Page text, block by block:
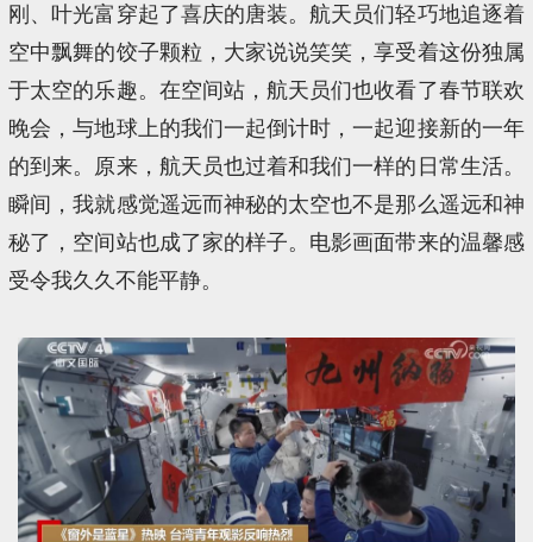
刚、叶光富穿起了喜庆的唐装。航天员们轻巧地追逐着
空中飘舞的饺子颗粒，大家说说笑笑，享受着这份独属
于太空的乐趣。在空间站，航天员们也收看了春节联欢
晚会，与地球上的我们一起倒计时，一起迎接新的一年
的到来。原来，航天员也过着和我们一样的日常生活。
瞬间，我就感觉遥远而神秘的太空也不是那么遥远和神
秘了，空间站也成了家的样子。电影画面带来的温馨感
受令我久久不能平静。